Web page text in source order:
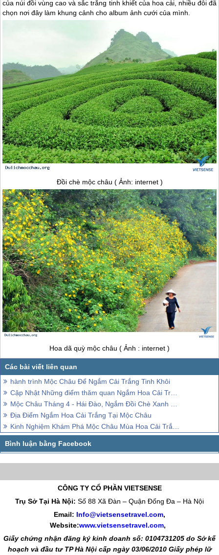
của núi đồi vùng cao và sắc trắng tinh khiết của hoa cải, nhiều đôi đã
chọn nơi đây làm khung cảnh cho album ảnh cưới của mình.
Đồi chè mộc châu ( Ảnh: internet )
Hoa dã quỳ mộc châu ( Ảnh : internet )
hành trình Mộc Châu Để Ngắm Cải Trắng Tinh Khôi
Cập Nhật Những điểm thăm quan Ngắm Hoa Cải Trắng Mộc Châu
Mộc Châu Tháng 4 - Hái Đào, Ngắm Đồi Chè Xanh Mướt
Địa Điểm Ngắm Hoa Cải Trắng Tại Mộc Châu
Kinh Nghiệm Khám Phá Mộc Châu Mùa Hoa Cải Trắng Tháng 11 (Cập nhật mới nhất )
CÔNG TY CỔ PHẦN VIETSENSE
Trụ Sở Tại Hà Nội: Số 88 Xã Đàn – Quận Đống Đa – Hà Nội
Email: Info@vietsensetravel.com,
Website:www.vietsensetravel.com,
Giấy chứng nhận đăng ký kinh doanh số: 0104731205 do Sở kế
hoạch và đầu tư TP Hà Nội cấp ngày 03/06/2010 Giấy phép lữ